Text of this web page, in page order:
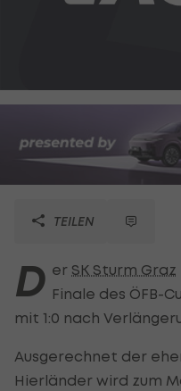
TEILEN
D er SK Sturm Graz
Finale des ÖFB-
mit 1:0 nach
Ausgerechnet der
Hierländer wird zum